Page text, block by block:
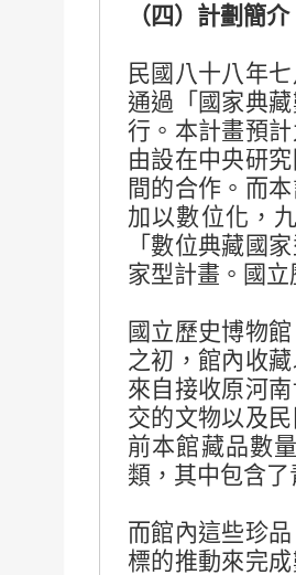
（四）計劃簡介
民國八十八年
通過「國家典
行。本計畫預
由設在中央研
間的合作。而
加以數位化，
「數位典藏國
家型計畫。國
國立歷史博物
之初，館內收
來自接收原河
交的文物以及
前本館藏品數
類，其中包含
而館內這些珍
標的推動來完